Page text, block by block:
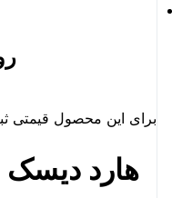
برای این محصول قیمتی